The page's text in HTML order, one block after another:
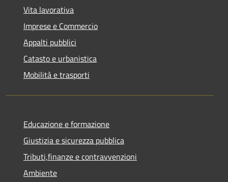
Vita lavorativa
Imprese e Commercio
Appalti pubblici
Catasto e urbanistica
Mobilità e trasporti
Educazione e formazione
Giustizia e sicurezza pubblica
Tributi,finanze e contravvenzioni
Ambiente